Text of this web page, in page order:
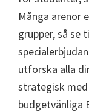
Många arenor
grupper, så se
utforska alla
strategisk
budgetvänliga